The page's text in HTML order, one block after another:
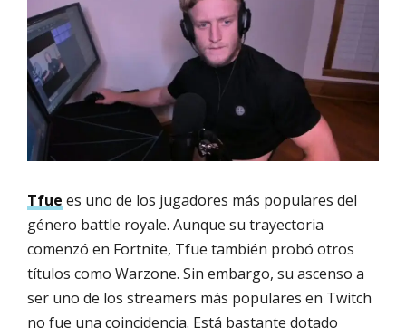
Tfue es uno de los jugadores más populares del
género battle royale. Aunque su trayectoria
comenzó en Fortnite, Tfue también probó otros
títulos como Warzone. Sin embargo, su ascenso a
ser uno de los streamers más populares en Twitch
no fue una coincidencia. Está bastante dotado